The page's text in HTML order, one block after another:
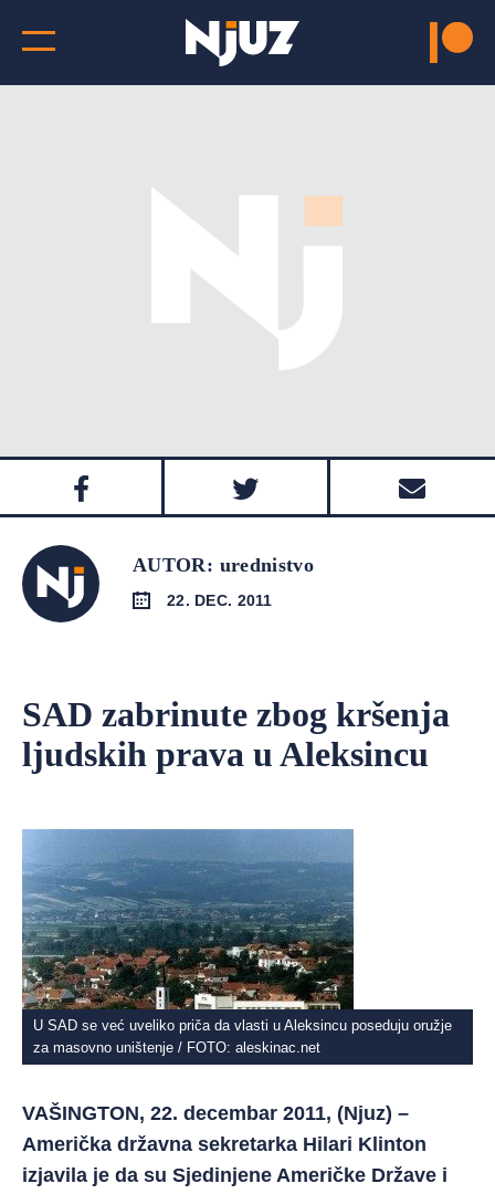
AUTOR: urednistvo
22. DEC. 2011
SAD zabrinute zbog kršenja
ljudskih prava u Aleksincu
U SAD se već uveliko priča da vlasti u Aleksincu poseduju oružje
za masovno uništenje / FOTO: aleskinac.net
VAŠINGTON, 22. decembar 2011, (Njuz) –
Američka državna sekretarka Hilari Klinton
izjavila je da su Sjedinjene Američke Države i